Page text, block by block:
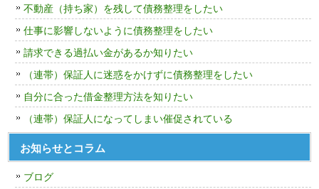
不動産（持ち家）を残して債務整理をしたい
仕事に影響しないように債務整理をしたい
請求できる過払い金があるか知りたい
（連帯）保証人に迷惑をかけずに債務整理をしたい
自分に合った借金整理方法を知りたい
（連帯）保証人になってしまい催促されている
お知らせとコラム
ブログ